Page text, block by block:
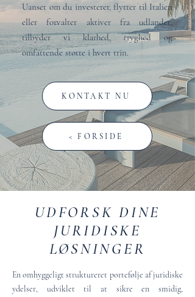
Uanset om du investerer, flytter til Italien
eller forvalter aktiver fra udlandet,
tilbyder vi klarhed, tryghed og
omfattende støtte i hvert trin.
KONTAKT NU
< FORSIDE
UDFORSK DINE
JURIDISKE
LØSNINGER
En omhyggeligt struktureret portefølje af juridiske
ydelser, udviklet til at sikre en smidig,